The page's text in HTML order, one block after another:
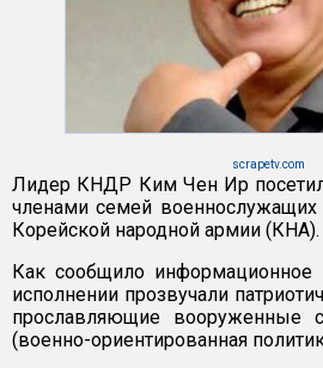
scrapetv.com
Лидер КНДР Ким Чен Ир посетил
членами семей военнослужащих
Корейской народной армии (КНА).
Как сообщило информационное
исполнении прозвучали
прославляющие вооруженные
(военно-ориентированная